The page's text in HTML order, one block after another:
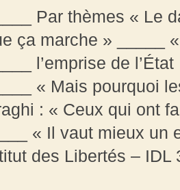
Par thèmes « Le
ça marche » _____
l’emprise de
« Mais pourquoi
: « Ceux qui ont
« Il vaut mieux un
des Libertés – IDL